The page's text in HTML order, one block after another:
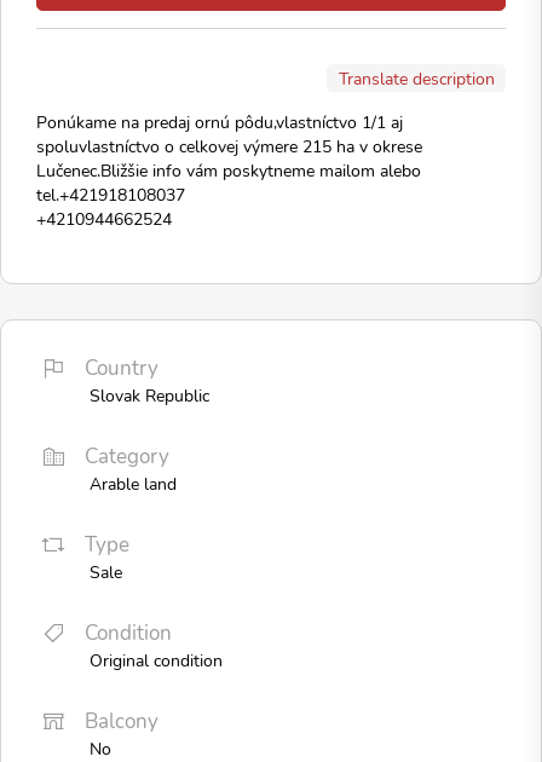
Translate description
Ponúkame na predaj ornú pôdu,vlastníctvo 1/1 aj
spoluvlastníctvo o celkovej výmere 215 ha v okrese
Lučenec.Bližšie info vám poskytneme mailom alebo
tel.+421918108037
+4210944662524
Country
Slovak Republic
Category
Arable land
Type
Sale
Condition
Original condition
Balcony
No